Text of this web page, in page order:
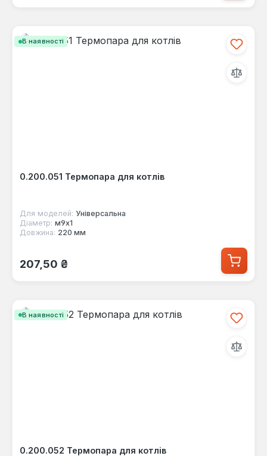
В наявності
0.200.051 Термопара для котлів
Для моделей: Універсальна
Діаметр: м9х1
Довжина: 220 мм
Звичайна ціна:
207,50 ₴
В наявності
0.200.052 Термопара для котлів